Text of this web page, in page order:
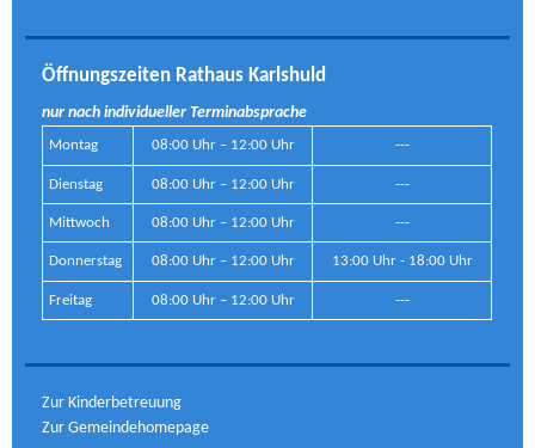
Öffnungszeiten Rathaus Karlshuld
nur nach individueller Terminabsprache
Montag 08:00 Uhr – 12:00 Uhr ---
Dienstag 08:00 Uhr – 12:00 Uhr ---
Mittwoch 08:00 Uhr – 12:00 Uhr ---
Donnerstag 08:00 Uhr – 12:00 Uhr 13:00 Uhr - 18:00 Uhr
Freitag 08:00 Uhr – 12:00 Uhr ---
Zur Kinderbetreuung
Zur Gemeindehomepage